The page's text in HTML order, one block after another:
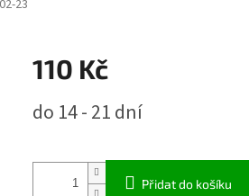
23
110 Kč
cena:
do 14 - 21 dní
Přidat do košíku